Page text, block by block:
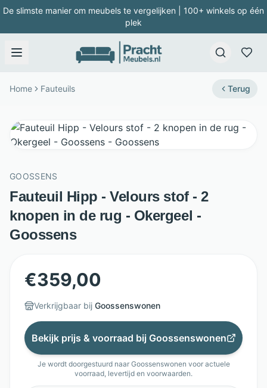
De slimste manier om meubels te vergelijken | 100+ winkels op één
plek
Home Fauteuils Terug
GOOSSENS
Fauteuil Hipp - Velours stof - 2
knopen in de rug - Okergeel -
Goossens
€359,00
Verkrijgbaar bij Goossenswonen
Bekijk prijs & voorraad bij Goossenswonen
Je wordt doorgestuurd naar Goossenswonen voor actuele
voorraad, levertijd en voorwaarden.